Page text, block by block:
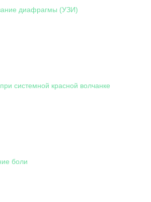
диафрагмы (УЗИ)
системной красной волчанке
боли